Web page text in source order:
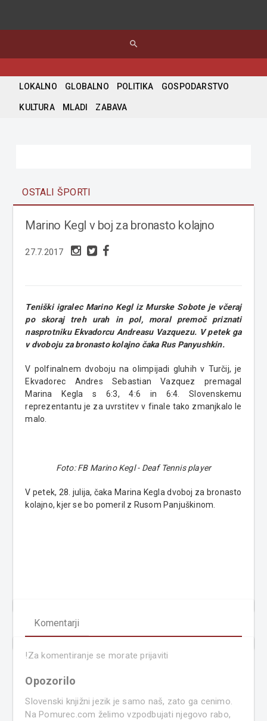
search
LOKALNO GLOBALNO POLITIKA GOSPODARSTVO
KULTURA MLADI ZABAVA
OSTALI ŠPORTI
Marino Kegl v boj za bronasto kolajno
27.7.2017
Teniški igralec Marino Kegl iz Murske Sobote je včeraj
po skoraj treh urah in pol, moral premoč priznati
nasprotniku Ekvadorcu Andreasu Vazquezu. V petek ga
v dvoboju za bronasto kolajno čaka Rus Panyushkin.
V polfinalnem dvoboju na olimpijadi gluhih v Turčij, je
Ekvadorec Andres Sebastian Vazquez premagal
Marina Kegla s 6:3, 4:6 in 6:4. Slovenskemu
reprezentantu je za uvrstitev v finale tako zmanjkalo le
malo.
Foto: FB Marino Kegl - Deaf Tennis player
V petek, 28. julija, čaka Marina Kegla dvoboj za bronasto
kolajno, kjer se bo pomeril z Rusom Panjuškinom.
Komentarji
!Za komentiranje se morate prijaviti
Opozorilo
Slovenski knjižni jezik je samo naš, zato ga cenimo.
Na Pomurec.com želimo vzpodbujati njegovo rabo,